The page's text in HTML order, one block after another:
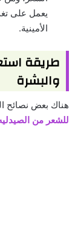
يعمل على
الأمينية.
طريقة
والبشرة
هناك بعض نصائح
للشعر من